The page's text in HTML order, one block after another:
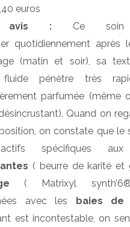
euros
avis : Ce
quotidiennement après
(matin et soir), sa
fluide pénètre très
parfumée (même
Quand on
on constate que le
spécifiques aux
( beurre de karité et
( Matrixyl
avec les baies de
est incontestable, on